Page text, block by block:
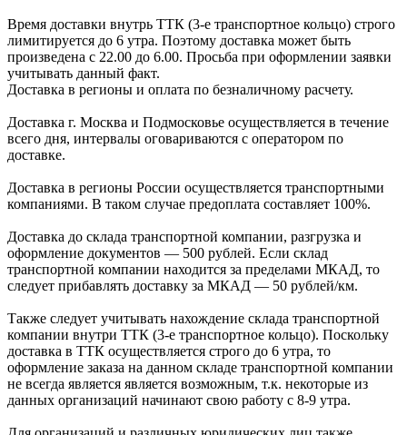
Время доставки внутрь ТТК (3-е транспортное кольцо) строго
лимитируется до 6 утра. Поэтому доставка может быть
произведена с 22.00 до 6.00. Просьба при оформлении заявки
учитывать данный факт.
Доставка в регионы и оплата по безналичному расчету.
Доставка г. Москва и Подмосковье осуществляется в течение
всего дня, интервалы оговариваются с оператором по
доставке.
Доcтавка в регионы России осуществляется транспортными
компаниями. В таком случае предоплата составляет 100%.
Доставка до склада транспортной компании, разгрузка и
оформление документов — 500 рублей. Если склад
транспортной компании находится за пределами МКАД, то
следует прибавлять доставку за МКАД — 50 рублей/км.
Также следует учитывать нахождение склада транспортной
компании внутри ТТК (3-е транспортное кольцо). Поскольку
доставка в ТТК осуществляется строго до 6 утра, то
оформление заказа на данном складе транспортной компании
не всегда является является возможным, т.к. некоторые из
данных организаций начинают свою работу с 8-9 утра.